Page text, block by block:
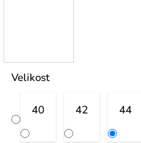
Velikost
40 42 44